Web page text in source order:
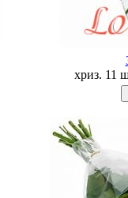
хриз. 11